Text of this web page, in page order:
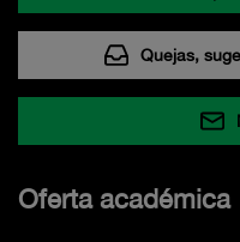
Quejas,
Oferta académica